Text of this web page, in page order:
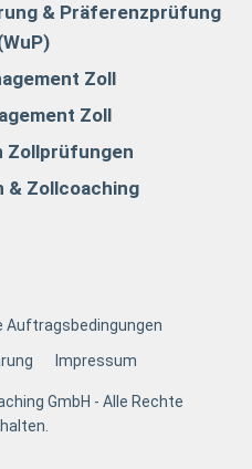
& Präferenzprüfung
Zoll
Zoll
Zollprüfungen
& Zollcoaching
Auftragsbedingungen
Impressum
GmbH - Alle Rechte